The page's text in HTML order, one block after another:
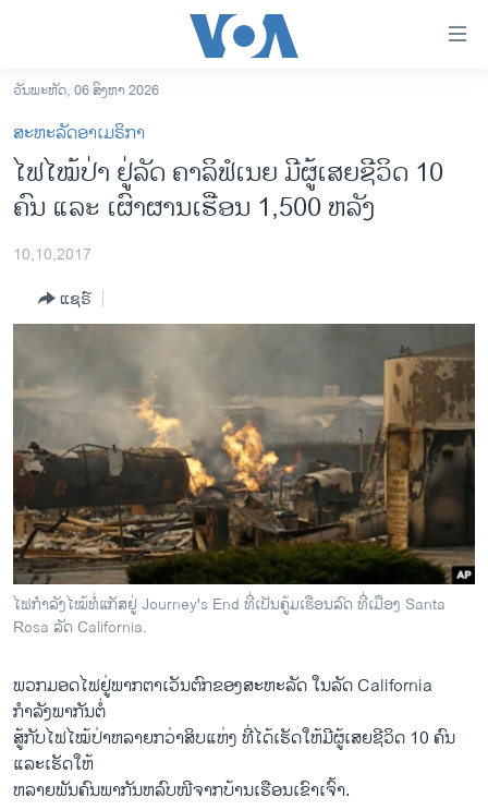
ເຂົ້າ
ຫາ
ຂ້າມ
ຂ້າມ
ຂ້າມ
ຫາ
ລາວ
ອາເມຣິກາ
ຂ່າວ​ຈີນ
ໂລກ
ອິດສະຫຼະພາບດ້ານການຂ່າວ
ຊີວິດຊາວລາວ
ຊຸມຊົນຊາວລາວ
ວິທະຍາສາດ-ເທັກໂນໂລຈີ
ທຸລະກິດ
ພາສາອັງກິດ
ວີດີໂອ
ລາຍການກະຈາຍສຽງ
ລາຍງານ
ຕິດຕາມພວກເຮົາ ທີ່
ວັນພະຫັດ, 06 ສິງຫາ 2026
ສະຫະລັດອາເມຣິກາ
ໄຟໄໝ້ປ່າ ຢູ່ລັດ ຄາລິຟໍເນຍ ມີຜູ້ເສຍຊີວິດ 10
ຄົນ ແລະ ເຜົາຜານເຮືອນ 1,500 ຫລັງ
10,10,2017
ແຊຣ໌
ໄຟກຳລັງໄໝ້ທໍ່ແກັສຢູ່ Journey's End ທີ່ເປັນຄູ້ມເຮືອນລົດ ທີ່ເມືອງ Santa
Rosa ລັດ California.
ພວກ​ມອດ​ໄຟ​ຢູ່​ພາກ​ຕາ​ເວັນ​ຕົກ​ຂອງ​ສະຫະລັດ ໃນ​ລັດ California
ກຳລັງ​ພາກັນ​ຕໍ່
ສູ້​ກັບ​ໄຟ​ໄໝ້ປ່າຫລາຍ​ກວ່າສິບ​ແຫ່ງ ທີ່​ໄດ້​ເຮັດ​ໃຫ້​ມີ​ຜູ້​ເສຍ​ຊີວິດ 10 ຄົນ ​
ແລະເຮັດ​ໃຫ້
​ຫລາຍ​ພັນ​ຄົນ​ພາກັນ​ຫລົບ​ໜີ​ຈາກ​ບ້ານ​ເຮືອນ​ເຂົາ​ເຈົ້າ.